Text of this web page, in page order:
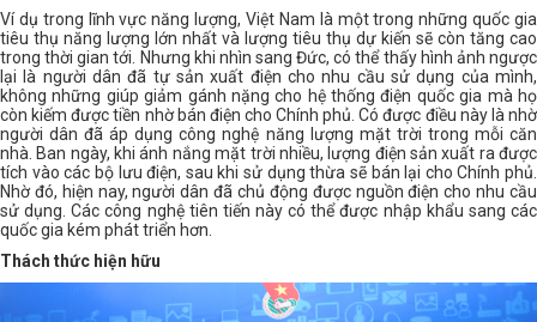
Ví dụ trong lĩnh vực năng lượng, Việt Nam là một trong những quốc gia
tiêu thụ năng lượng lớn nhất và lượng tiêu thụ dự kiến sẽ còn tăng cao
trong thời gian tới. Nhưng khi nhìn sang Đức, có thể thấy hình ảnh ngược
lại là người dân đã tự sản xuất điện cho nhu cầu sử dụng của mình,
không những giúp giảm gánh nặng cho hệ thống điện quốc gia mà họ
còn kiếm được tiền nhờ bán điện cho Chính phủ. Có được điều này là nhờ
người dân đã áp dụng công nghệ năng lượng mặt trời trong mỗi căn
nhà. Ban ngày, khi ánh nắng mặt trời nhiều, lượng điện sản xuất ra được
tích vào các bộ lưu điện, sau khi sử dụng thừa sẽ bán lại cho Chính phủ.
Nhờ đó, hiện nay, người dân đã chủ động được nguồn điện cho nhu cầu
sử dụng. Các công nghệ tiên tiến này có thể được nhập khẩu sang các
quốc gia kém phát triển hơn.
Thách thức hiện hữu